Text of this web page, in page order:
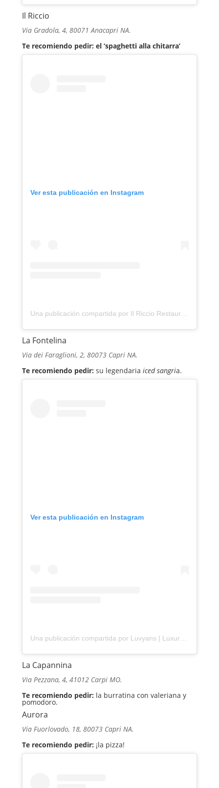
Il Riccio
Via Gradola, 4, 80071 Anacapri NA.
Te recomiendo pedir: el ‘spaghetti alla chitarra’
Ver esta publicación en Instagram
La Fontelina
Via dei Faraglioni, 2, 80073 Capri NA.
Te recomiendo pedir: su legendaria iced sangria.
Ver esta publicación en Instagram
La Capannina
Via Pezzana, 4, 41012 Carpi MO.
Te recomiendo pedir: la burratina con valeriana y
pomodoro.
Aurora
Via Fuorlovado, 18, 80073 Capri NA.
Te recomiendo pedir: ¡la pizza!